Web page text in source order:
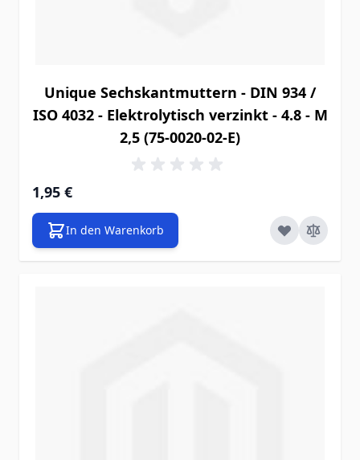
Unique Sechskantmuttern - DIN 934 /
ISO 4032 - Elektrolytisch verzinkt - 4.8 - M
2,5 (75-0020-02-E)
1,95 €
In den Warenkorb